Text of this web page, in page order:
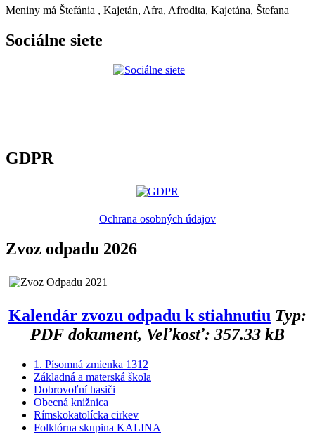
Meniny má Štefánia , Kajetán, Afra, Afrodita, Kajetána, Štefana
Sociálne siete
GDPR
Ochrana osobných údajov
Zvoz odpadu 2026
Kalendár zvozu odpadu k stiahnutiu Typ:
PDF dokument, Veľkosť: 357.33 kB
1. Písomná zmienka 1312
Základná a materská škola
Dobrovoľní hasiči
Obecná knižnica
Rímskokatolícka cirkev
Folklórna skupina KALINA